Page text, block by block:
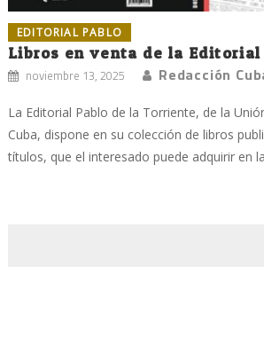
EDITORIAL PABLO
Libros en venta de la Editorial
noviembre 13, 2025 Redacción
La Editorial Pablo de la Torriente, de la
Cuba, dispone en su colección de libros
títulos, que el interesado puede adquirir en